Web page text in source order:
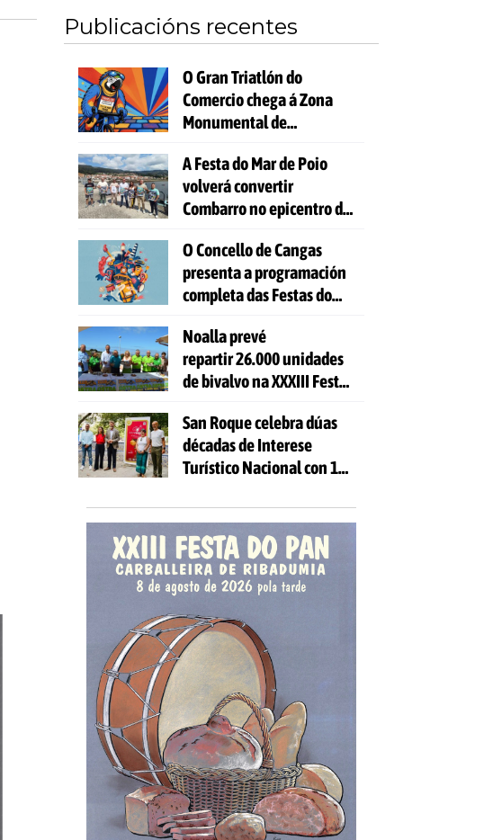
Publicacións recentes
O Gran Triatlón do
Comercio chega á Zona
Monumental de
A Festa do Mar de Poio
volverá convertir
Combarro no epicentro da
O Concello de Cangas
presenta a programación
completa das Festas do
Noalla prevé
repartir 26.000 unidades
de bivalvo na XXXIII Festa
San Roque celebra dúas
décadas de Interese
Turístico Nacional con 10
actividades gratuítas